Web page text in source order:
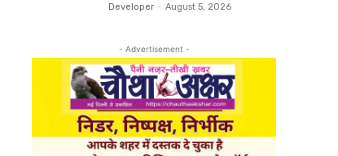
Developer - August 5, 2026
- Advertisement -